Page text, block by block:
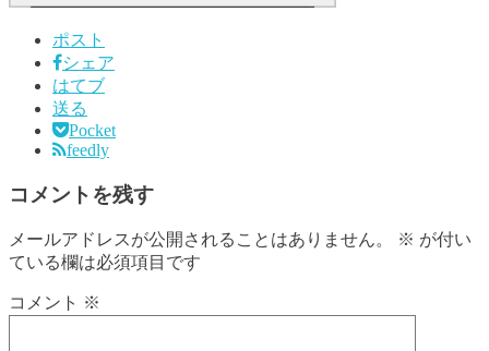
ポスト
シェア
はてブ
送る
Pocket
feedly
コメントを残す
メールアドレスが公開されることはありません。 ※ が付い
ている欄は必須項目です
コメント ※